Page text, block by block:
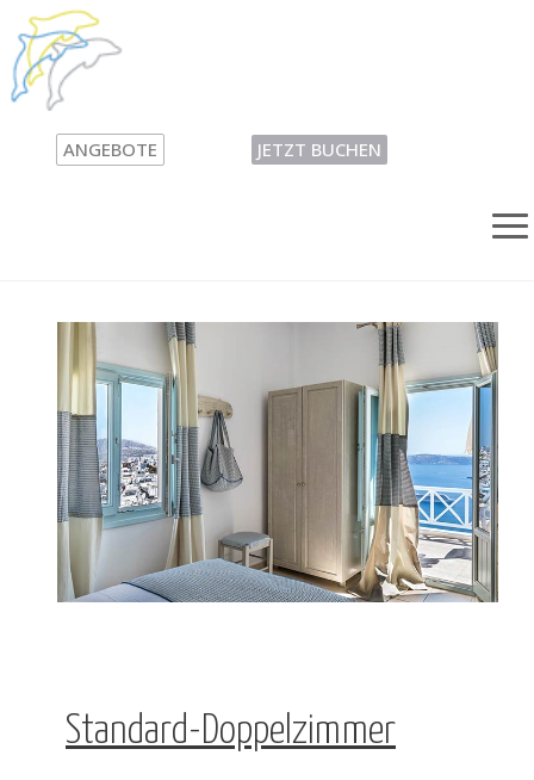
ANGEBOTE JETZT BUCHEN
Standard-Doppelzimmer